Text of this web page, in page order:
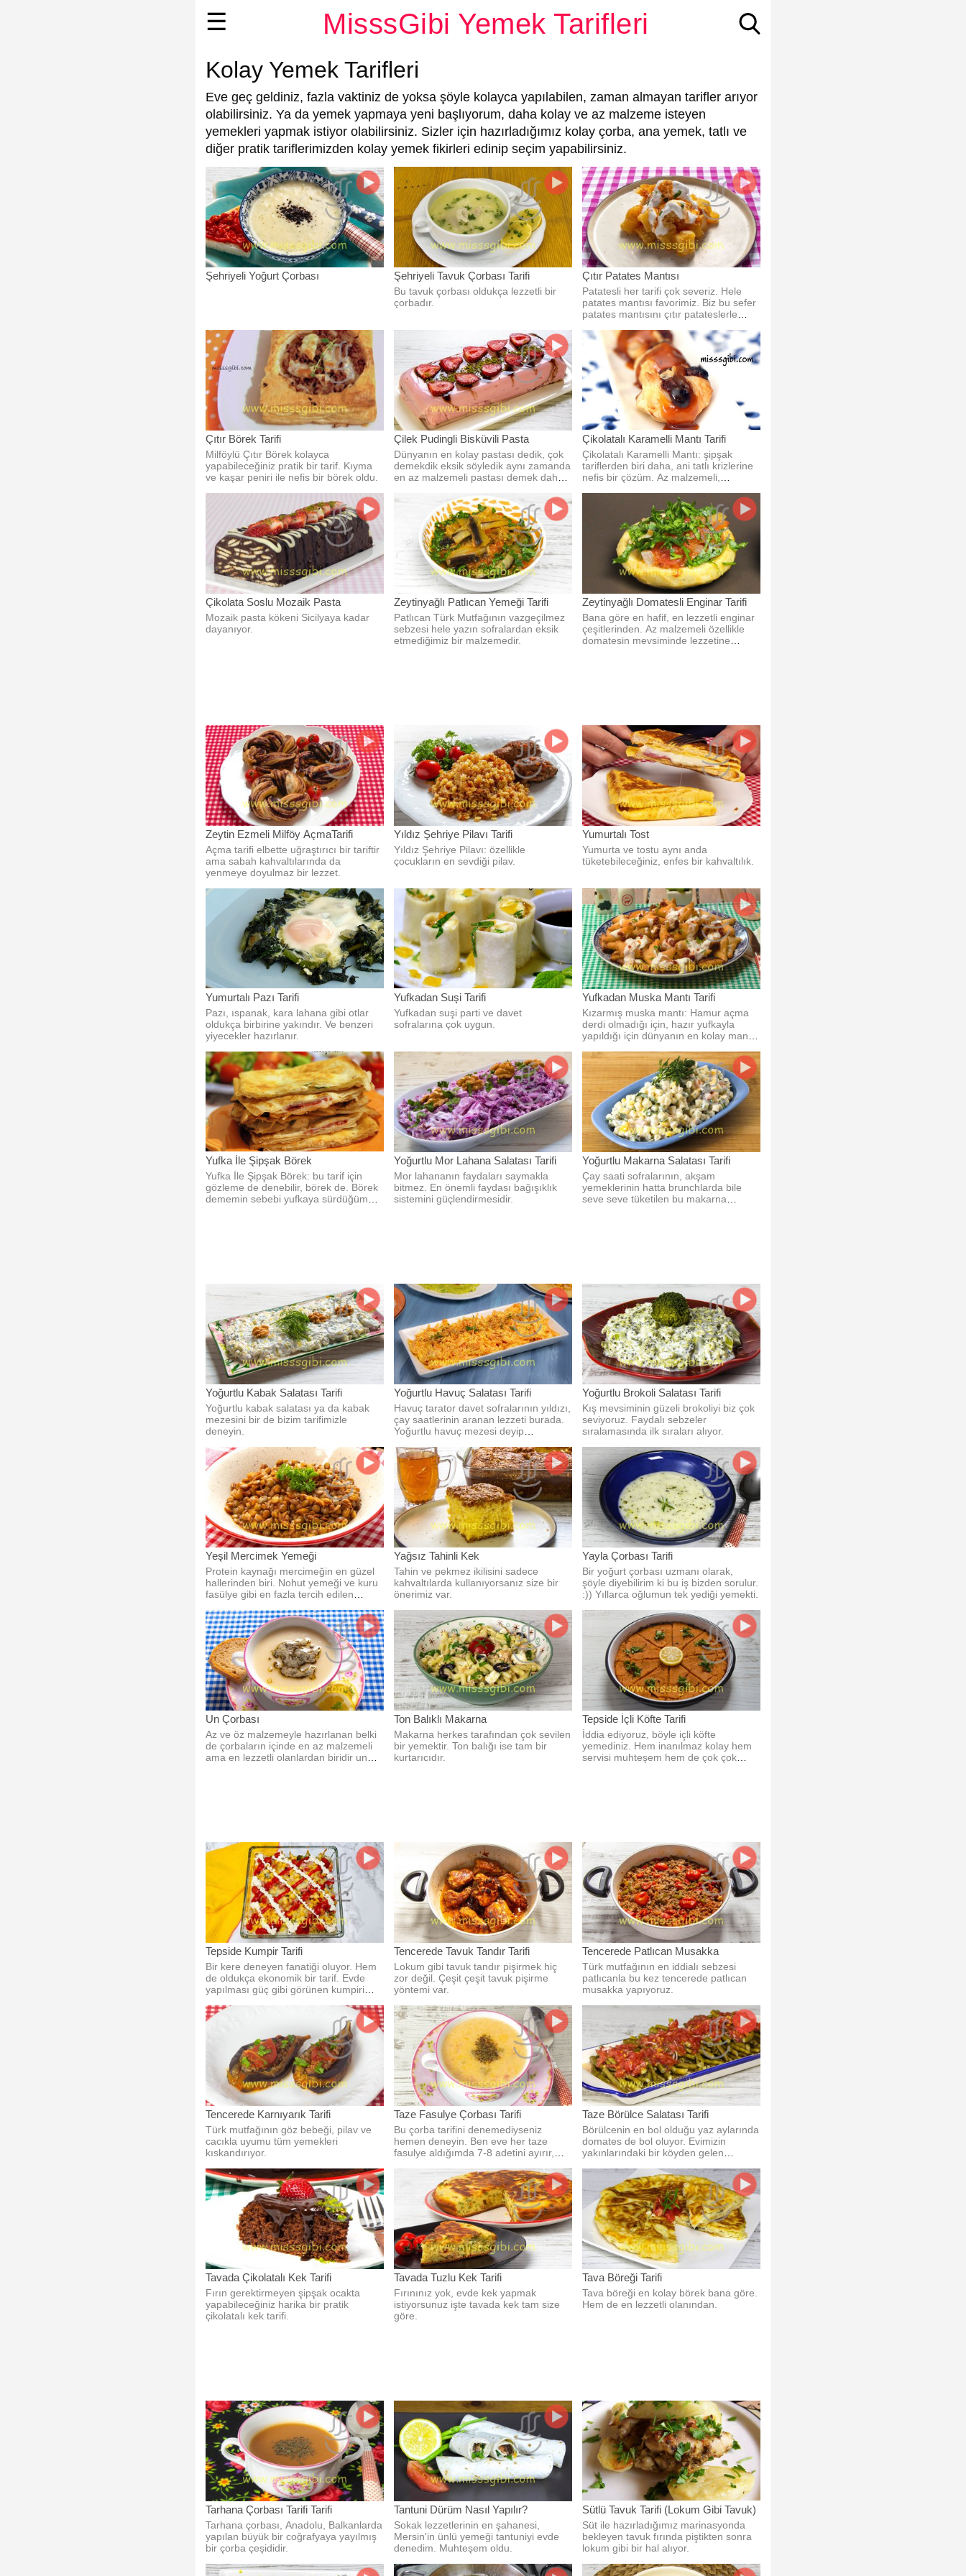
MisssGibi Yemek Tarifleri
☰
Kolay Yemek Tarifleri
Eve geç geldiniz, fazla vaktiniz de yoksa şöyle kolayca yapılabilen, zaman almayan tarifler arıyor
olabilirsiniz. Ya da yemek yapmaya yeni başlıyorum, daha kolay ve az malzeme isteyen
yemekleri yapmak istiyor olabilirsiniz. Sizler için hazırladığımız kolay çorba, ana yemek, tatlı ve
diğer pratik tariflerimizden kolay yemek fikirleri edinip seçim yapabilirsiniz.
Şehriyeli Yoğurt Çorbası Şehriyeli Tavuk Çorbası Tarifi
Bu tavuk çorbası oldukça lezzetli bir
çorbadır.
Çıtır Patates Mantısı
Patatesli her tarifi çok severiz. Hele
patates mantısı favorimiz. Biz bu sefer
patates mantısını çıtır patateslerle
Çıtır Börek Tarifi
Milföylü Çıtır Börek kolayca
yapabileceğiniz pratik bir tarif. Kıyma
ve kaşar peniri ile nefis bir börek oldu.
Çilek Pudingli Bisküvili Pasta
Dünyanın en kolay pastası dedik, çok
demekdik eksik söyledik aynı zamanda
en az malzemeli pastası demek daha
Çikolatalı Karamelli Mantı Tarifi
Çikolatalı Karamelli Mantı: şipşak
tariflerden biri daha, ani tatlı krizlerine
nefis bir çözüm. Az malzemeli,
Çikolata Soslu Mozaik Pasta
Mozaik pasta kökeni Sicilyaya kadar
dayanıyor.
Zeytinyağlı Patlıcan Yemeği Tarifi
Patlıcan Türk Mutfağının vazgeçilmez
sebzesi hele yazın sofralardan eksik
etmediğimiz bir malzemedir.
Zeytinyağlı Domatesli Enginar Tarifi
Bana göre en hafif, en lezzetli enginar
çeşitlerinden. Az malzemeli özellikle
domatesin mevsiminde lezzetine
Zeytin Ezmeli Milföy AçmaTarifi
Açma tarifi elbette uğraştırıcı bir tariftir
ama sabah kahvaltılarında da
yenmeye doyulmaz bir lezzet.
Yıldız Şehriye Pilavı Tarifi
Yıldız Şehriye Pilavı: özellikle
çocukların en sevdiği pilav.
Yumurtalı Tost
Yumurta ve tostu aynı anda
tüketebileceğiniz, enfes bir kahvaltılık.
Yumurtalı Pazı Tarifi
Pazı, ıspanak, kara lahana gibi otlar
oldukça birbirine yakındır. Ve benzeri
yiyecekler hazırlanır.
Yufkadan Suşi Tarifi
Yufkadan suşi parti ve davet
sofralarına çok uygun.
Yufkadan Muska Mantı Tarifi
Kızarmış muska mantı: Hamur açma
derdi olmadığı için, hazır yufkayla
yapıldığı için dünyanın en kolay mantı
lokmalık yapıldığı için çok şık bir
sunuma sahip.
Yufka İle Şipşak Börek
Yufka İle Şipşak Börek: bu tarif için
gözleme de denebilir, börek de. Börek
dememin sebebi yufkaya sürdüğüm
Yoğurtlu Mor Lahana Salatası Tarifi
Mor lahananın faydaları saymakla
bitmez. En önemli faydası bağışıklık
sistemini güçlendirmesidir.
Yoğurtlu Makarna Salatası Tarifi
Çay saati sofralarının, akşam
yemeklerinin hatta brunchlarda bile
seve seve tüketilen bu makarna
Yoğurtlu Kabak Salatası Tarifi
Yoğurtlu kabak salatası ya da kabak
mezesini bir de bizim tarifimizle
deneyin.
Yoğurtlu Havuç Salatası Tarifi
Havuç tarator davet sofralarının yıldızı,
çay saatlerinin aranan lezzeti burada.
Yoğurtlu havuç mezesi deyip
Yoğurtlu Brokoli Salatası Tarifi
Kış mevsiminin güzeli brokoliyi biz çok
seviyoruz. Faydalı sebzeler
sıralamasında ilk sıraları alıyor.
Yeşil Mercimek Yemeği
Protein kaynağı mercimeğin en güzel
hallerinden biri. Nohut yemeği ve kuru
fasülye gibi en fazla tercih edilen
Yağsız Tahinli Kek
Tahin ve pekmez ikilisini sadece
kahvaltılarda kullanıyorsanız size bir
önerimiz var.
Yayla Çorbası Tarifi
Bir yoğurt çorbası uzmanı olarak,
şöyle diyebilirim ki bu iş bizden sorulur.
:)) Yıllarca oğlumun tek yediği yemekti.
Un Çorbası
Az ve öz malzemeyle hazırlanan belki
de çorbaların içinde en az malzemeli
ama en lezzetli olanlardan biridir un
Ton Balıklı Makarna
Makarna herkes tarafından çok sevilen
bir yemektir. Ton balığı ise tam bir
kurtarıcıdır.
Tepside İçli Köfte Tarifi
İddia ediyoruz, böyle içli köfte
yemediniz. Hem inanılmaz kolay hem
servisi muhteşem hem de çok çok
Tepside Kumpir Tarifi
Bir kere deneyen fanatiği oluyor. Hem
de oldukça ekonomik bir tarif. Evde
yapılması güç gibi görünen kumpiri
Tencerede Tavuk Tandır Tarifi
Lokum gibi tavuk tandır pişirmek hiç
zor değil. Çeşit çeşit tavuk pişirme
yöntemi var.
Tencerede Patlıcan Musakka
Türk mutfağının en iddialı sebzesi
patlıcanla bu kez tencerede patlıcan
musakka yapıyoruz.
Tencerede Karnıyarık Tarifi
Türk mutfağının göz bebeği, pilav ve
cacıkla uyumu tüm yemekleri
kıskandırıyor.
Taze Fasulye Çorbası Tarifi
Bu çorba tarifini denemediyseniz
hemen deneyin. Ben eve her taze
fasulye aldığımda 7-8 adetini ayırır,
Taze Börülce Salatası Tarifi
Börülcenin en bol olduğu yaz aylarında
domates de bol oluyor. Evimizin
yakınlarındaki bir köyden gelen
Tavada Çikolatalı Kek Tarifi
Fırın gerektirmeyen şipşak ocakta
yapabileceğiniz harika bir pratik
çikolatalı kek tarifi.
Tavada Tuzlu Kek Tarifi
Fırınınız yok, evde kek yapmak
istiyorsunuz işte tavada kek tam size
göre.
Tava Böreği Tarifi
Tava böreği en kolay börek bana göre.
Hem de en lezzetli olanından.
Tarhana Çorbası Tarifi Tarifi
Tarhana çorbası, Anadolu, Balkanlarda
yapılan büyük bir coğrafyaya yayılmış
bir çorba çeşididir.
Tantuni Dürüm Nasıl Yapılır?
Sokak lezzetlerinin en şahanesi,
Mersin'in ünlü yemeği tantuniyi evde
denedim. Muhteşem oldu.
Sütlü Tavuk Tarifi (Lokum Gibi Tavuk)
Süt ile hazırladığımız marinasyonda
bekleyen tavuk fırında piştikten sonra
lokum gibi bir hal alıyor.